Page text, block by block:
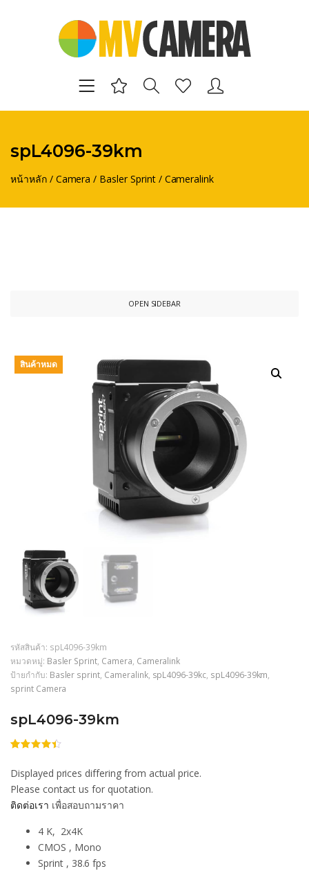
spL4096-39km
หน้าหลัก/ Camera / Basler Sprint/ Cameralink
OPEN SIDEBAR
สินค้าหมด
รหัสสินค้า: spL4096-39km
หมวดหมู่: Basler Sprint Camera Cameralink
ป้ายกำกับ: Basler sprint Cameralink, spL4096-39kc spL4096-39km
sprint Camera
spL4096-39km
คะแนน
4.38จาก
5
เต็มบน
คะแนน
ของลูกค้า
Displayed prices differing from actual price.
Please contact us for quotation.
ติดต่อเรา เพื่อสอบถามราคา
4 K, 2x4K
CMOS , Mono
Sprint , 38.6 fps